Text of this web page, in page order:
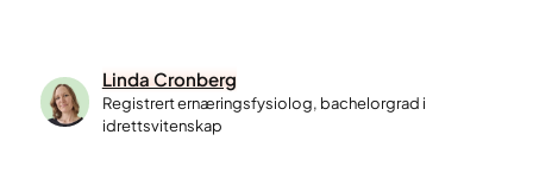
Linda Cronberg
Registrert ernæringsfysiolog, bachelorgrad i
idrettsvitenskap